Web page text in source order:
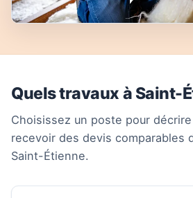
Quels travaux à Saint-
Choisissez un poste pour
recevoir des devis comparables
Saint-Étienne.